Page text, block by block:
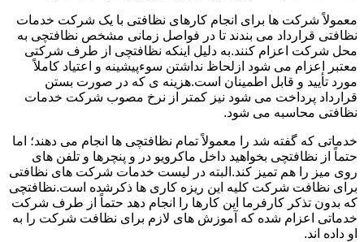
معمولاً شرکت ها برای انجام کارهای نظافتی با یک شرکت خدمات
نظافتی قرارداد می بندند تا در فواصل زمانی مشخص نظافتچی به
محل شرکت اعزام کنند.به دلیل اینکه نظافتچی از طرف شرکتی
معتبر اعزام می شود ازلحاظ نداشتن سوءپیشینه و اعتیاد کاملاً
مورد تأیید و قابل اطمینان است.هزینه ی که در صورت بستن
قرارداد پرداخت می شود نیز کمتر از نرخ مصوب شرکت خدمات
نظافتی محاسبه می شود.
خدماتی که گفته شد را معمولاً تمام نظافتچی ها انجام می دهند؛ اما
حتماً از نظافتچی بخواهید داخل ماکرویو در و پنچرها و تلفن های
روی میز را هم تمیز کند.البته در لیست خدمات شرکت های نظافتی
برای نظافت شرکت کلیه این ریزه کاری ها ذکرشده است.نظافتچی
که بدون تذکر کارفرما این کارها را انجام دهد حتماً از طرف شرکت
خدماتی اعزام شده که آموزش های لازم برای نظافت شرکت را به
او داده اند.